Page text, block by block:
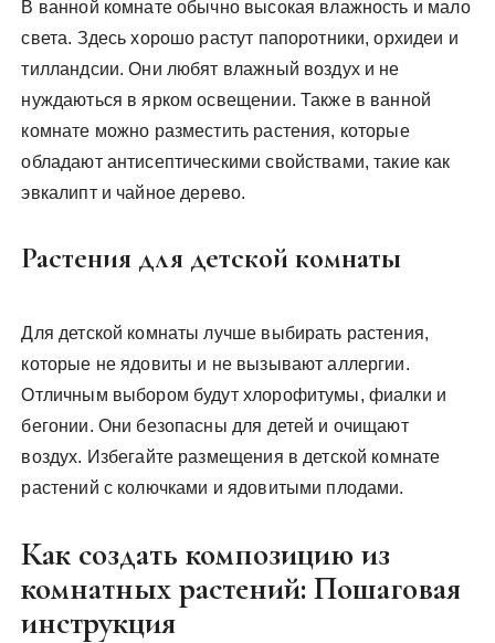
В ванной комнате обычно высокая влажность и мало
света. Здесь хорошо растут папоротники, орхидеи и
тилландсии. Они любят влажный воздух и не
нуждаються в ярком освещении. Также в ванной
комнате можно разместить растения, которые
обладают антисептическими свойствами, такие как
эвкалипт и чайное дерево.
Растения для детской комнаты
Для детской комнаты лучше выбирать растения,
которые не ядовиты и не вызывают аллергии.
Отличным выбором будут хлорофитумы, фиалки и
бегонии. Они безопасны для детей и очищают
воздух. Избегайте размещения в детской комнате
растений с колючками и ядовитыми плодами.
Как создать композицию из
комнатных растений: Пошаговая
инструкция